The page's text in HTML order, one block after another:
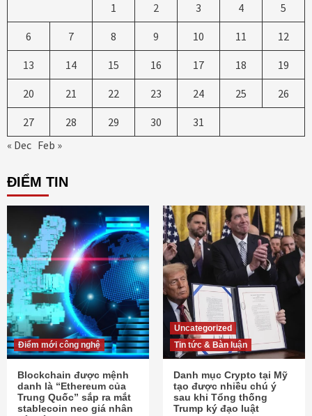
1
2 3 4 5
6 7 8 9 10 11 12
13 14 15 16 17 18 19
20 21 22 23 24 25 26
27 28 29 30
31
« Dec Feb »
ĐIỂM TIN
Điểm mới công nghệ
Blockchain được mệnh
danh là “Ethereum của
Trung Quốc” sắp ra mắt
stablecoin neo giá nhân
Uncategorized
Tin tức & Bàn luận
Danh mục Crypto tại Mỹ
tạo được nhiều chú ý
sau khi Tổng thống
Trump ký đạo luật